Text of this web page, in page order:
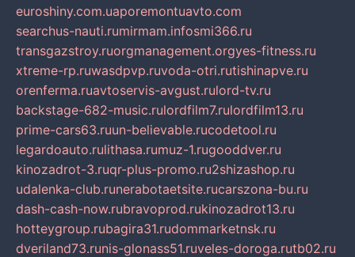
euroshiny.com.uaporemontuavto.com
searchus-nauti.rumirmam.infosmi366.ru
transgazstroy.ruorgmanagement.orgyes-fitness.ru
xtreme-rp.ruwasdpvp.ruvoda-otri.rutishinapve.ru
orenferma.ruavtoservis-avgust.rulord-tv.ru
backstage-682-music.rulordfilm7.rulordfilm13.ru
prime-cars63.ruun-believable.rucodetool.ru
legardoauto.rulithasa.rumuz-1.rugooddver.ru
kinozadrot-3.ruqr-plus-promo.ru2shizashop.ru
udalenka-club.runerabotaetsite.rucarszona-bu.ru
dash-cash-now.rubravoprod.rukinozadrot13.ru
hotteygroup.rubagira31.rudommarketnsk.ru
dveriland73.runis-glonass51.ruveles-doroga.rutb02.ru